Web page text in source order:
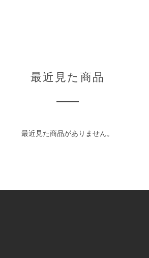
最近見た商品
最近見た商品がありません。